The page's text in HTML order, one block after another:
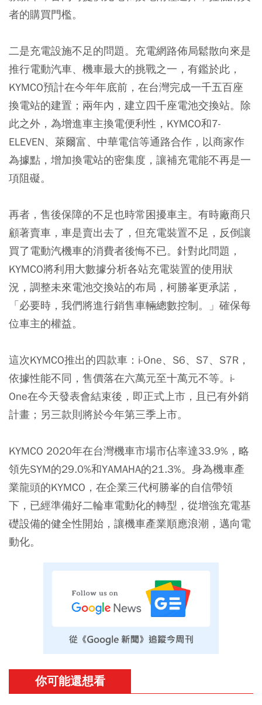
者的購買門檻。
二是充電設施不足的問題。充電網路佈局鬆散向來是
推行電動汽車、機車最大的挑戰之一，有鑑於此，
KYMCO預計在今年年底前，在台灣完成一千五百座
換電站的建置；兩年內，建立四千座電池交換站。除
此之外，為增進車主換電便利性，KYMCO和7-
ELEVEN、萊爾富、中華電信等通路合作，以商家作
為據點，增加換電站的密集度，讓補充電能不再是一
項阻礙。
再者，售後保障的不足也時常困擾車主。有時廠商只
顧著賣車，車是賣出去了，但充電裝置不足，反倒讓
買了電動汽機車的消費者後悔不已。針對此問題，
KYMCO將利用大數據分析各站充電裝置的使用狀
況，調整未來電池交換站的布局，柯勝峯更承諾，
「必要時，我們將進行銷售車輛總數控制。」確保每
位車主的權益。
這次KYMCO推出的四款車：i-One、S6、S7、S7R，
依據性能不同，售價落在六萬元至十萬元不等。i-
One在今天發表會結束後，即正式上市，且已有外銷
計畫；另三款則將於今年第三季上市。
KYMCO 2020年在台灣機車市場市佔率達33.9%，略
領先SYM的29.0%和YAMAHA的21.3%。身為機車產
業龍頭的KYMCO，在企業三代柯勝峯的自信帶領
下，已經準備好二輪車電動化的轉型，從增強充電基
礎設備的健全性開始，讓機車產業順應浪潮，邁向電
動化。